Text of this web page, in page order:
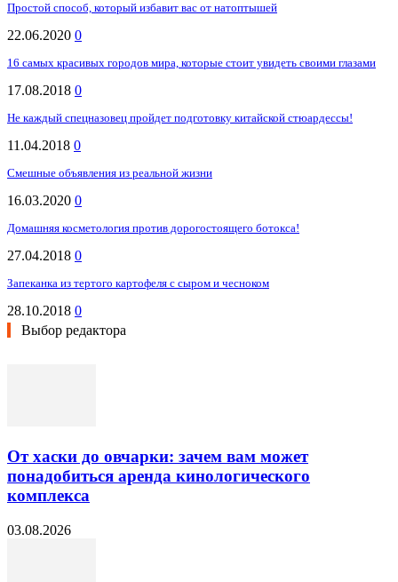
Простой способ, который избавит вас от натоптышей
22.06.2020 0
16 самых красивых городов мира, которые стоит увидеть своими глазами
17.08.2018 0
Не каждый спецназовец пройдет подготовку китайской стюардессы!
11.04.2018 0
Смешные объявления из реальной жизни
16.03.2020 0
Домашняя косметология против дорогостоящего ботокса!
27.04.2018 0
Запеканка из тертого картофеля с сыром и чесноком
28.10.2018 0
Выбор редактора
От хаски до овчарки: зачем вам может
понадобиться аренда кинологического
комплекса
03.08.2026